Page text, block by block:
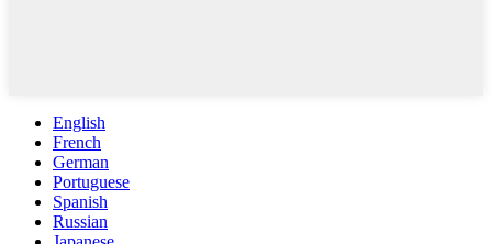
English
French
German
Portuguese
Spanish
Russian